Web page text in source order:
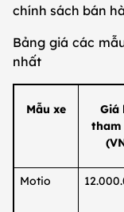
chính sách bán
Bảng giá các
nhất
Mẫu xe
Giá
tham
Motio